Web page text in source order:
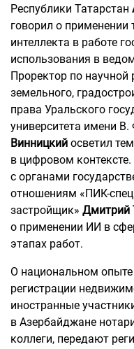
Республики Татарстан
говорил о применении
интеллекта в работе
использования в
Проректор по
земельного,
права Уральского
университета имени
Винницкий осветил
в цифровом
с органами
отношениям «ПИК-
застройщик» Дмитрий
о применении ИИ в
этапах работ.
О национальном
регистрации
иностранные
в Азербайджане
коллеги, передают